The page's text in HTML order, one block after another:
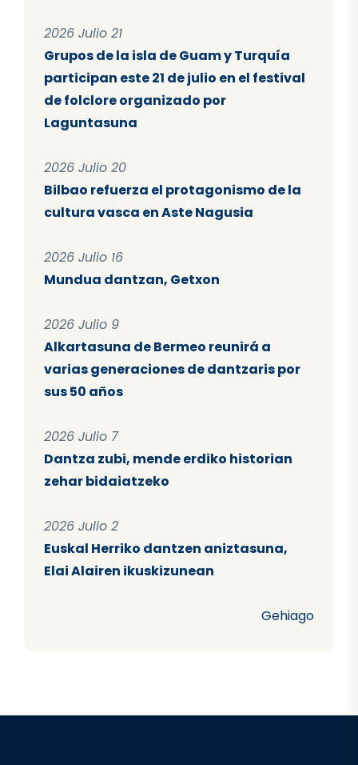
2026 Julio 21
Grupos de la isla de Guam y Turquía
participan este 21 de julio en el festival
de folclore organizado por
Laguntasuna
2026 Julio 20
Bilbao refuerza el protagonismo de la
cultura vasca en Aste Nagusia
2026 Julio 16
Mundua dantzan, Getxon
2026 Julio 9
Alkartasuna de Bermeo reunirá a
varias generaciones de dantzaris por
sus 50 años
2026 Julio 7
Dantza zubi, mende erdiko historian
zehar bidaiatzeko
2026 Julio 2
Euskal Herriko dantzen aniztasuna,
Elai Alairen ikuskizunean
Gehiago